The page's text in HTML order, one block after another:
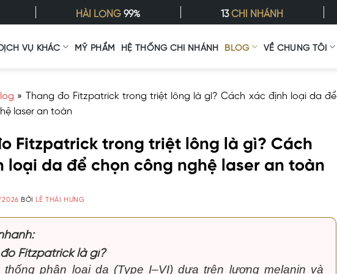
HÀI LÒNG99% 13CHI NHÁNH
VỤ KHÁC MỸ PHẨM HỆ THỐNG CHI NHÁNH BLOG VỀ CHÚNG TÔI
» Thang đo Fitzpatrick trong triệt lông là gì? Cách xác định loại da để
laser an toàn
Fitzpatrick trong triệt lông là gì? Cách
loại da để chọn công nghệ laser an toàn
BỞI LÊ THÁI HƯNG
đo Fitzpatrick là gì?
thống phân loại da (Type I–VI) dựa trên lượng melanin và